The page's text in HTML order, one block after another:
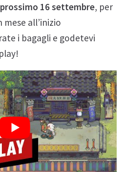
16 settembre, per
all’inizio
i bagagli e godetevi